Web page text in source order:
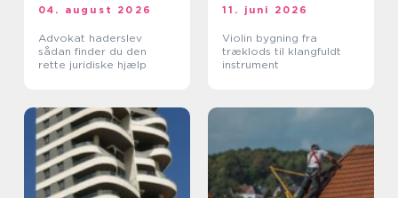
04. august 2026
Advokat haderslev
sådan finder du den
rette juridiske hjælp
11. juni 2026
Violin bygning fra
træklods til klangfuldt
instrument